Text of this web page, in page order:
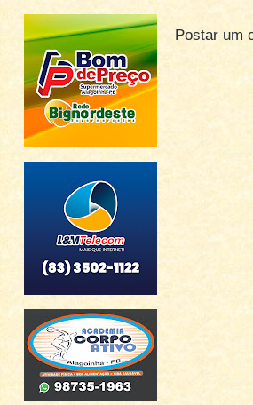
Postar um